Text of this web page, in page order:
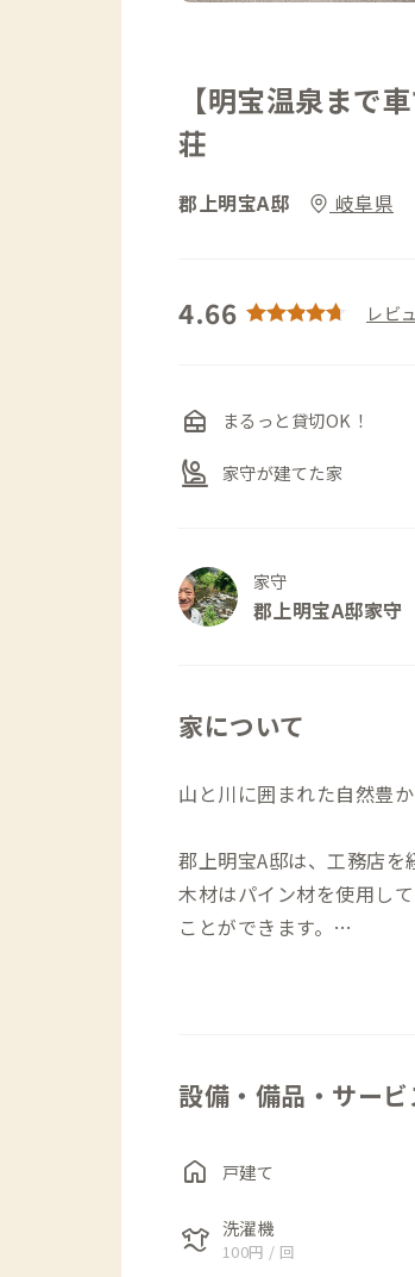
【明宝温泉まで
荘
郡上明宝A邸 岐阜県
4.66 レビ
nest_multi_room まるっと貸切OK！
person_raised_hand 家守が建てた家
家守
郡上明宝A邸家守
家について
山と川に囲まれた自然豊
郡上明宝A邸は、工務店を
木材はパイン材を使用し
ことができます。
利用可能な個室は8畳、6
リビングは吹き抜け・勾
家の目の前には清流があ
テレワークをしながらも
す。
設備・備品・サービ
home 戸建て
laundry 洗濯機
100円 / 回